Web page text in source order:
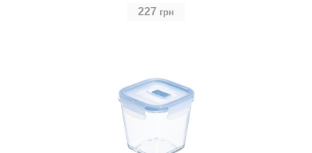
227 грн